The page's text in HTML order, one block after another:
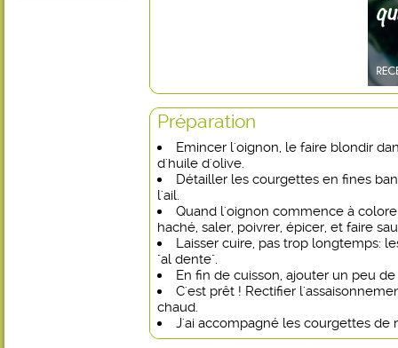
Préparation
Emincer l'oignon, le faire blondir
d'huile d'olive.
Détailler les courgettes en fines
l'ail.
Quand l'oignon commence à
haché, saler, poivrer, épicer, et faire
Laisser cuire, pas trop longtemps:
"al dente".
En fin de cuisson, ajouter un peu
C'est prêt ! Rectifier
chaud.
J'ai accompagné les courgettes de